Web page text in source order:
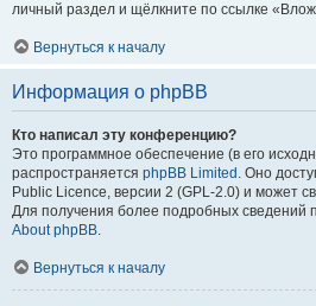
личный раздел и щёлкните по ссылке
Вернуться к началу
Информация о phpBB
Кто написал эту конференцию?
Это программное обеспечение (в его
распространяется phpBB Limited . Оно
Public Licence, версии 2 (GPL-2.0) и может
Для получения более подробных сведений
About phpBB.
Вернуться к началу